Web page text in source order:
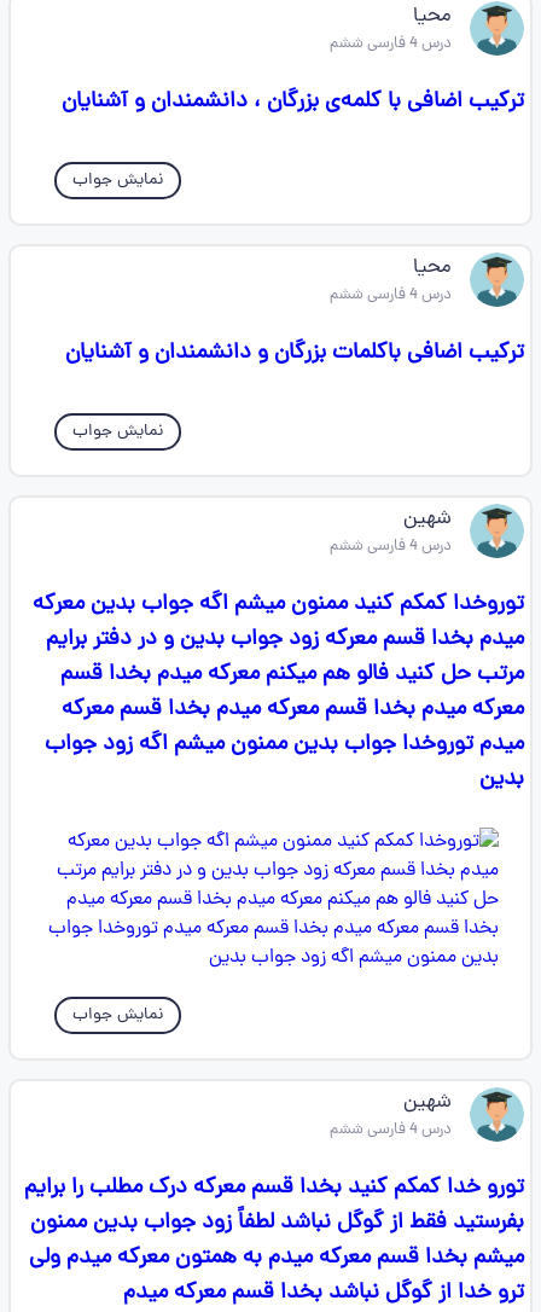
محیا
درس 4 فارسی ششم
ترکیب اضافی با کلمه‌‌ی بزرگان ، دانشمندان و آشنایان
نمایش جواب
محیا
درس 4 فارسی ششم
ترکیب اضافی باکلمات بزرگان و دانشمندان و آشنایان
نمایش جواب
شهین
درس 4 فارسی ششم
توروخدا کمکم کنید ممنون میشم اگه جواب بدین معرکه
میدم بخدا قسم معرکه زود جواب بدین و در دفتر برایم
مرتب حل کنید فالو هم میکنم معرکه میدم بخدا قسم
معرکه میدم بخدا قسم معرکه میدم بخدا قسم معرکه
میدم توروخدا جواب بدین ممنون میشم اگه زود جواب
بدین
نمایش جواب
شهین
درس 4 فارسی ششم
تورو خدا کمکم کنید بخدا قسم معرکه درک مطلب را برایم
بفرستید فقط از گوگل نباشد لطفاً زود جواب بدین ممنون
میشم بخدا قسم معرکه میدم به همتون معرکه میدم ولی
ترو خدا از گوگل نباشد بخدا قسم معرکه میدم